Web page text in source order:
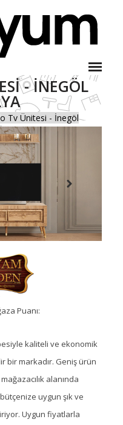
- İNEGÖL
Tv Ünitesi - İnegöl
Puanı:
kaliteli ve ekonomik
bir markadır. Geniş ürün
alanında
uygun şık ve
Uygun fiyatlarla